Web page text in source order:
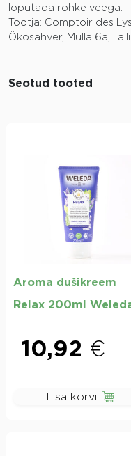
loputada rohke veega.
Tootja: Comptoir des
Ökosahver, Mulla 6a,
Seotud tooted
Aroma dušikreem
Relax 200ml
10,92 €
Lisa korvi